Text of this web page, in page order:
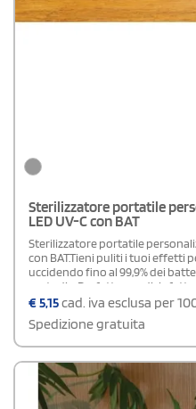
Sterilizzatore portatile
LED UV-C con BAT
Sterilizzatore portatile
con BAT.Tieni puliti i tuoi effetti
uccidendo fino al 99,9% dei
custodia. Perfetto per
5 minuti in modalità veloce o 10
tre luci LED UV-C all'interno
design garantirà inoltre che la
automaticamente quando la
cerniera e chiusura magnetica
alla luce UV-C. Ha una batteria
esterno: poliestere 600D e PU.
materiale TPE senza PVC.
€5,15cad. iva esclusa per
Spedizione gratuita